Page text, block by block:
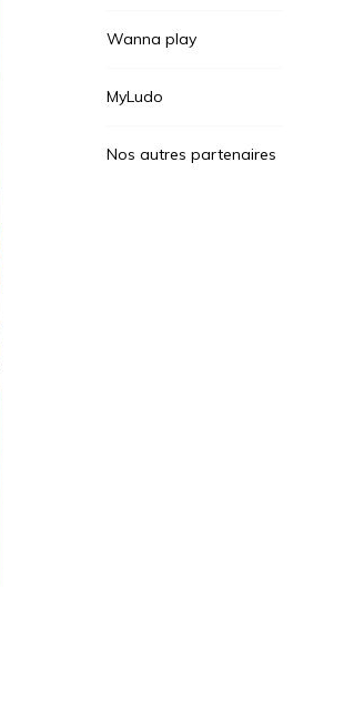
Wanna play
MyLudo
Nos autres partenaires